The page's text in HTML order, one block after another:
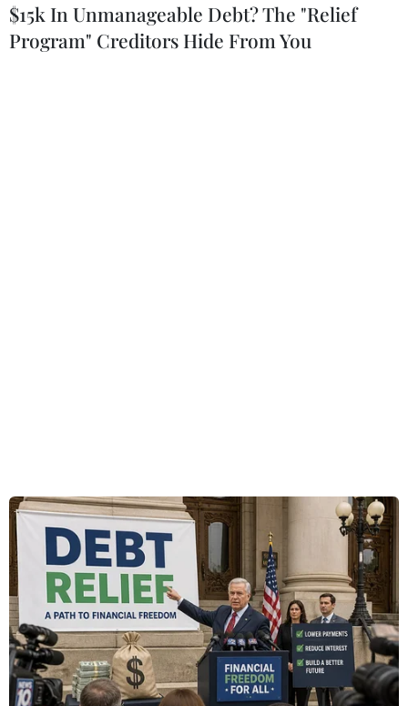
ủng hộ kế hoạch trao đổi công dân Nga Viktor
But bị giam giữ ở Mỹ và hai công dân Mỹ
Brittney Griner và Paul Whelan bị giam giữ ở
Nga theo đề xuất của Nga hồi tháng 6 vừa qua.
[Nga khẳng định hiện không có cuộc tiếp xúc
cấp cao nào với Mỹ]
Ngoại trưởng Mỹ Antony Blinken ngày 27/7 cho
$15k In Unmanageable Debt? The "Relief
Program" Creditors Hide From You